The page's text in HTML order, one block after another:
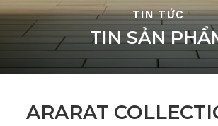
TIN TỨC
TIN SẢN PHẨ
ARARAT